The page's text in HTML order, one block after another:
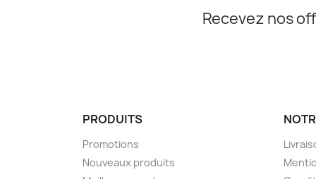
Recevez nos
PRODUITS
Promotions
Nouveaux produits